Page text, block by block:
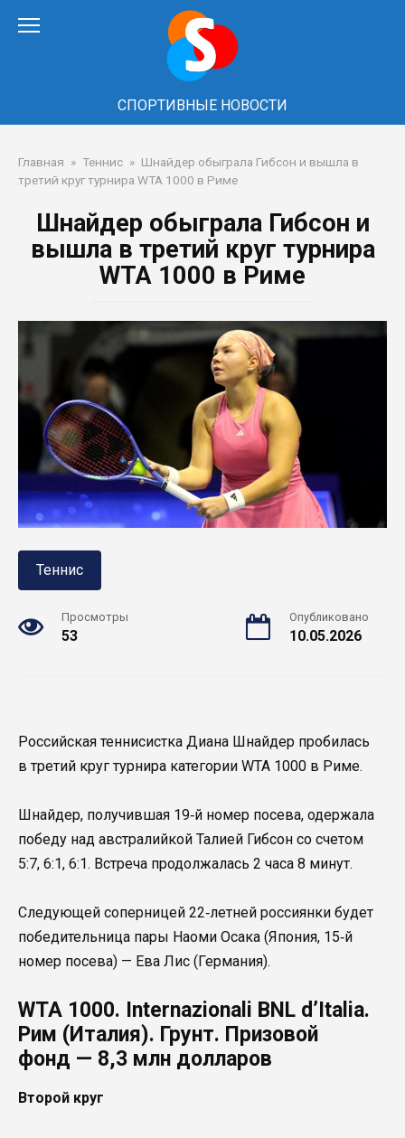
СПОРТИВНЫЕ НОВОСТИ
Главная » Теннис » Шнайдер обыграла Гибсон и вышла в
третий круг турнира WTA 1000 в Риме
Шнайдер обыграла Гибсон и
вышла в третий круг турнира
WTA 1000 в Риме
Теннис
Просмотры
53
Опубликовано
10.05.2026
Российская теннисистка Диана Шнайдер пробилась
в третий круг турнира категории WTA 1000 в Риме.
Шнайдер, получившая 19‑й номер посева, одержала
победу над австралийкой Талией Гибсон со счетом
5:7, 6:1, 6:1. Встреча продолжалась 2 часа 8 минут.
Следующей соперницей 22‑летней россиянки будет
победительница пары Наоми Осака (Япония, 15‑й
номер посева) — Ева Лис (Германия).
WTA 1000. Internazionali BNL d’Italia.
Рим (Италия). Грунт. Призовой
фонд — 8,3 млн долларов
Второй круг